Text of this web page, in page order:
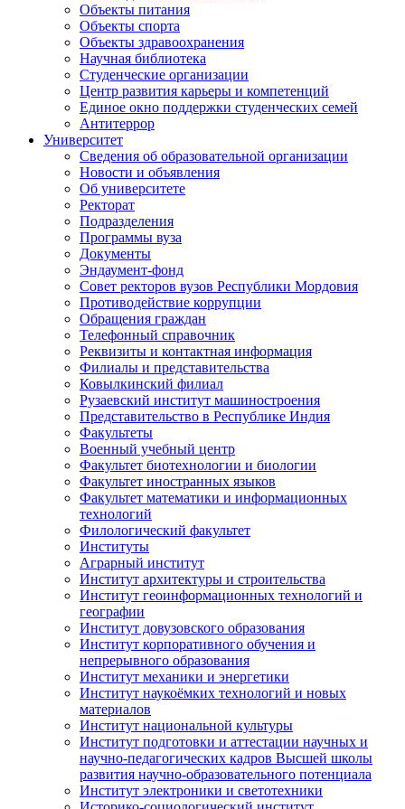
Объекты питания
Объекты спорта
Объекты здравоохранения
Научная библиотека
Студенческие организации
Центр развития карьеры и компетенций
Единое окно поддержки студенческих семей
Антитеррор
Университет
Сведения об образовательной организации
Новости и объявления
Об университете
Ректорат
Подразделения
Программы вуза
Документы
Эндаумент-фонд
Совет ректоров вузов Республики Мордовия
Противодействие коррупции
Обращения граждан
Телефонный справочник
Реквизиты и контактная информация
Филиалы и представительства
Ковылкинский филиал
Рузаевский институт машиностроения
Представительство в Республике Индия
Факультеты
Военный учебный центр
Факультет биотехнологии и биологии
Факультет иностранных языков
Факультет математики и информационных
технологий
Филологический факультет
Институты
Аграрный институт
Институт архитектуры и строительства
Институт геоинформационных технологий и
географии
Институт довузовского образования
Институт корпоративного обучения и
непрерывного образования
Институт механики и энергетики
Институт наукоёмких технологий и новых
материалов
Институт национальной культуры
Институт подготовки и аттестации научных и
научно-педагогических кадров Высшей школы
развития научно-образовательного потенциала
Институт электроники и светотехники